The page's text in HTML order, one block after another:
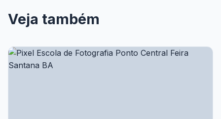
Veja também